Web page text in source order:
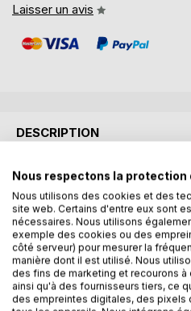
Laisser un avis
DESCRIPTION
Elle croyait enfin trouver
autre... Melinda est prise au
reconnaît pas.
Je commençais tout juste à
événement inattendu s'était
Et puis, comme dans un rêve,
Nous respectons la protection
Nous utilisons des cookies et des
site web. Certains d'entre eux sont
nécessaires. Nous utilisons
exemple des cookies ou des
côté serveur) pour mesurer la
manière dont il est utilisé. Nous
des fins de marketing et recourons
ainsi qu'à des fournisseurs tiers, ce
des empreintes digitales, des pixels